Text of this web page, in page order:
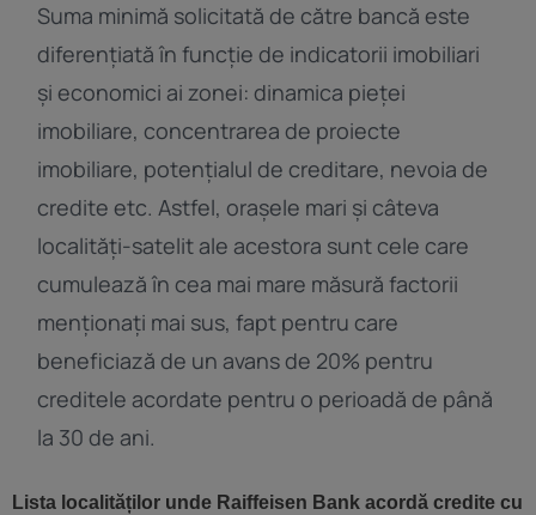
Suma minimă solicitată de către bancă este
diferențiată în funcție de indicatorii imobiliari
și economici ai zonei: dinamica pieței
imobiliare, concentrarea de proiecte
imobiliare, potențialul de creditare, nevoia de
credite etc. Astfel, orașele mari și câteva
localități-satelit ale acestora sunt cele care
cumulează în cea mai mare măsură factorii
menționați mai sus, fapt pentru care
beneficiază de un avans de 20% pentru
creditele acordate pentru o perioadă de până
la 30 de ani.
Lista localităților unde Raiffeisen Bank acordă credite cu